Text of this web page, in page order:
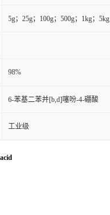
5g；25g；100g；500g；1kg；5kg
98%
6-苯基二苯并[b,d]噻吩-4-硼酸
工业级